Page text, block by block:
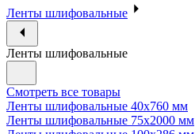
Ленты шлифовальные
Ленты шлифовальные
Смотреть все товары
Ленты шлифовальные 40х760 мм
Ленты шлифовальные 75х2000 мм